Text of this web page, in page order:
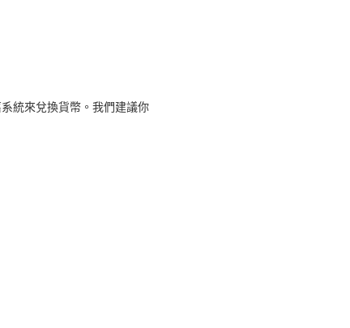
統來兌換貨幣。我們建議你